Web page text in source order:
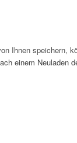
Ihnen speichern,
einem Neuladen